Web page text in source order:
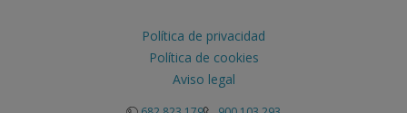
Política de privacidad
Política de cookies
Aviso legal